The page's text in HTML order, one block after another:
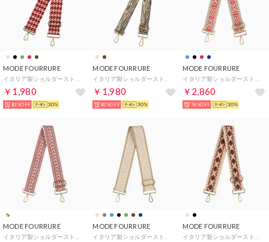
MODE FOURRURE
￥1,980
83%OFF 30%
MODE FOURRURE
￥1,980
83%OFF 30%
MODE FOURRURE
￥2,860
76%OFF 30%
MODE FOURRURE MODE FOURRURE MODE FOURRURE